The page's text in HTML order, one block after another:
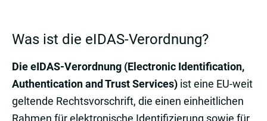
Was ist die eIDAS-Verordnung?
Die eIDAS-Verordnung (Electronic Identification,
Authentication and Trust Services) ist eine EU-weit
geltende Rechtsvorschrift, die einen einheitlichen
Rahmen für elektronische Identifizierung sowie für